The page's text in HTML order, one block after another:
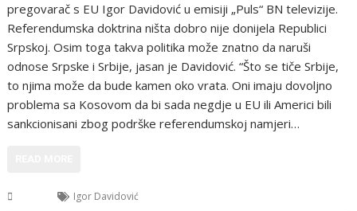
pregovarač s EU Igor Davidović u emisiji „Puls“ BN televizije.
Referendumska doktrina ništa dobro nije donijela Republici
Srpskoj. Osim toga takva politika može znatno da naruši
odnose Srpske i Srbije, jasan je Davidović. “Što se tiče Srbije,
to njima može da bude kamen oko vrata. Oni imaju dovoljno
problema sa Kosovom da bi sada negdje u EU ili Americi bili
sankcionisani zbog podrške referendumskoj namjeri…
Igor Davidović